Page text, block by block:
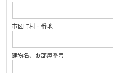
市区町村・番地
建物名、お部屋番号